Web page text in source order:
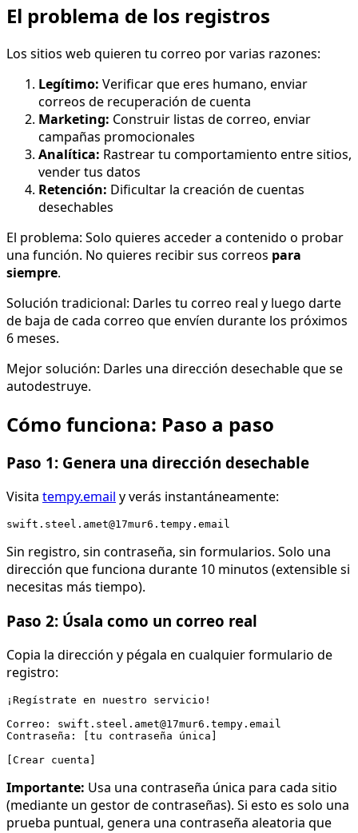
El problema de los registros
Los sitios web quieren tu correo por varias razones:
Legítimo: Verificar que eres humano, enviar
correos de recuperación de cuenta
Marketing: Construir listas de correo, enviar
campañas promocionales
Analítica: Rastrear tu comportamiento entre sitios,
vender tus datos
Retención: Dificultar la creación de cuentas
desechables
El problema: Solo quieres acceder a contenido o probar
una función. No quieres recibir sus correos para
siempre.
Solución tradicional: Darles tu correo real y luego darte
de baja de cada correo que envíen durante los próximos
6 meses.
Mejor solución: Darles una dirección desechable que se
autodestruye.
Cómo funciona: Paso a paso
Paso 1: Genera una dirección desechable
Visita tempy.email y verás instantáneamente:
Sin registro, sin contraseña, sin formularios. Solo una
dirección que funciona durante 10 minutos (extensible si
necesitas más tiempo).
Paso 2: Úsala como un correo real
Copia la dirección y pégala en cualquier formulario de
registro:
¡Regístrate en nuestro servicio!
Correo: swift.steel.amet@17mur6.tempy.email
Contraseña: [tu contraseña única]
Importante: Usa una contraseña única para cada sitio
(mediante un gestor de contraseñas). Si esto es solo una
prueba puntual, genera una contraseña aleatoria que